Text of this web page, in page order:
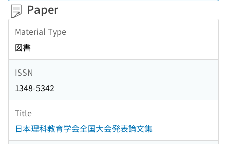
Paper
Material Type
図書
ISSN
1348-5342
Title
日本理科教育学会全国大会発表論文集